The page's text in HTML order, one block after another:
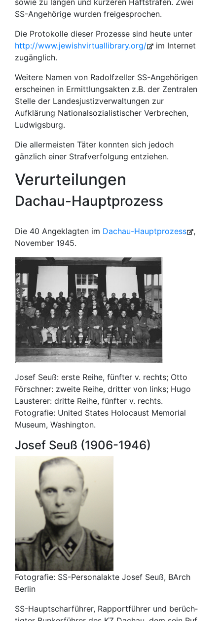
sowie zu langen und kürzeren Haftstrafen. Zwei
SS-Angehörige wurden freigesprochen.
Die Protokolle dieser Prozesse sind heute unter
http://www.jewishvirtuallibrary.org/
im Internet
zugänglich.
Weitere Namen von Radolfzeller SS-Angehörigen
erscheinen in Ermittlungsakten z.B. der Zentralen
Stelle der Landesjustizverwaltungen zur
Aufklärung Nationalsozialistischer Verbrechen,
Ludwigsburg.
Die allermeisten Täter konnten sich jedoch
gänzlich einer Strafverfolgung entziehen.
Verurteilungen
Dachau-Hauptprozess
Die 40 Angeklagten im Dachau-Hauptprozess
,
November 1945.
Josef Seuß: erste Reihe, fünfter v. rechts; Otto
Förschner: zweite Reihe, dritter von links; Hugo
Lausterer: dritte Reihe, fünfter v. rechts.
Fotografie: United States Holocaust Memorial
Museum, Washington.
Josef Seuß (1906-​1946)
Fotografie: SS-Personalakte Josef Seuß, BArch
Berlin
SS-​Hauptschar­füh­rer, Rap­port­füh­rer und be­rüch­